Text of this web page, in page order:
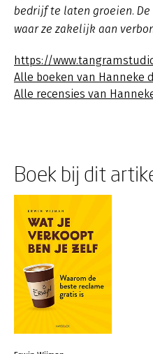
bedrijf te laten groeien.
waar ze zakelijk aan
https://
Alle boeken van Hanneke
Alle recensies van
Boek bij dit